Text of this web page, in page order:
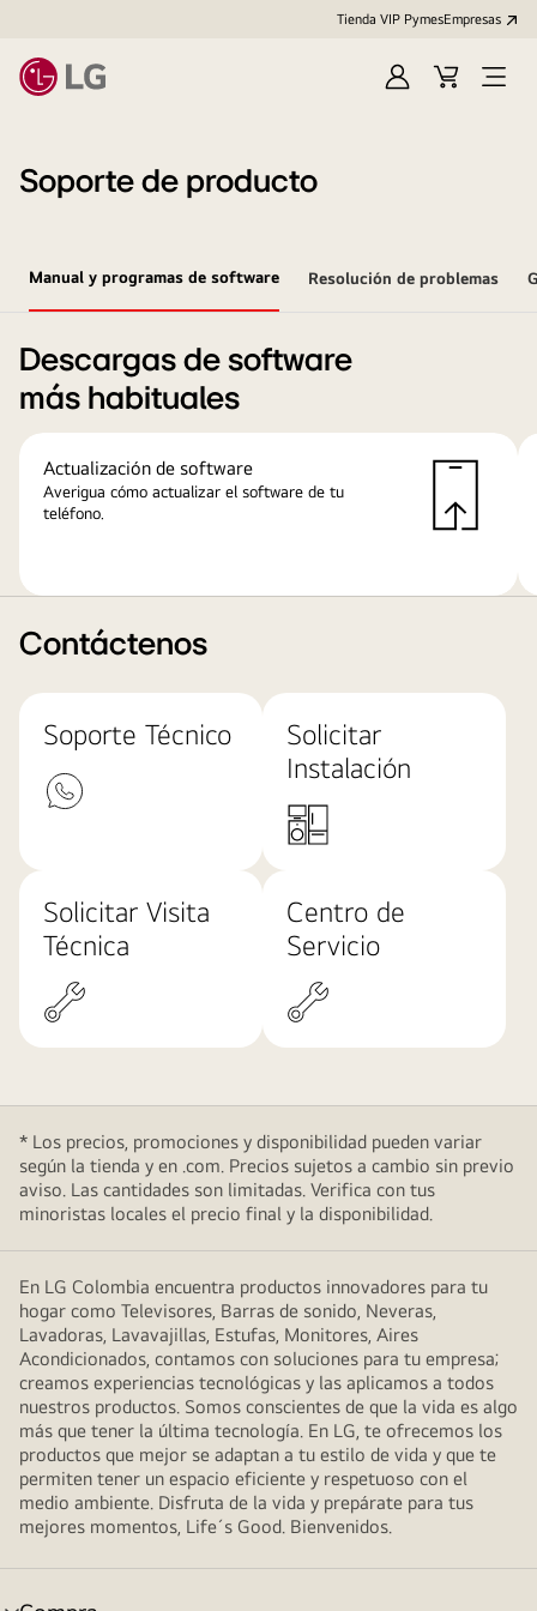
Tienda VIP PymesEmpresas
IniciarCart
Open
Soporte de producto
Manual y programas de software Resolución de problemas
Descargas de software
más habituales
Actualización de software
Averigua cómo actualizar el software de tu
teléfono.
Contáctenos
Soporte Técnico
Solicitar
Instalación
Solicitar Visita
Técnica
Centro de
Servicio
* Los precios, promociones y disponibilidad pueden variar
según la tienda y en .com. Precios sujetos a cambio sin previo
aviso. Las cantidades son limitadas. Verifica con tus
minoristas locales el precio final y la disponibilidad.
En LG Colombia encuentra productos innovadores para tu
hogar como Televisores, Barras de sonido, Neveras,
Lavadoras, Lavavajillas, Estufas, Monitores, Aires
Acondicionados, contamos con soluciones para tu empresa;
creamos experiencias tecnológicas y las aplicamos a todos
nuestros productos. Somos conscientes de que la vida es algo
más que tener la última tecnología. En LG, te ofrecemos los
productos que mejor se adaptan a tu estilo de vida y que te
permiten tener un espacio eficiente y respetuoso con el
medio ambiente. Disfruta de la vida y prepárate para tus
mejores momentos, Life´s Good. Bienvenidos.